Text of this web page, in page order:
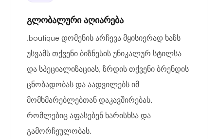
გლობალური აღიარება
.boutique დომენის არჩევა მყისიერად ხაზს
უსვამს თქვენი ბიზნესის უნიკალურ სტილსა
და სპეციალიზაციას, ზრდის თქვენი ბრენდის
ცნობადობას და აადვილებს იმ
მომხმარებლებთან დაკავშირებას,
რომლებიც აფასებენ ხარისხსა და
გამორჩეულობას.